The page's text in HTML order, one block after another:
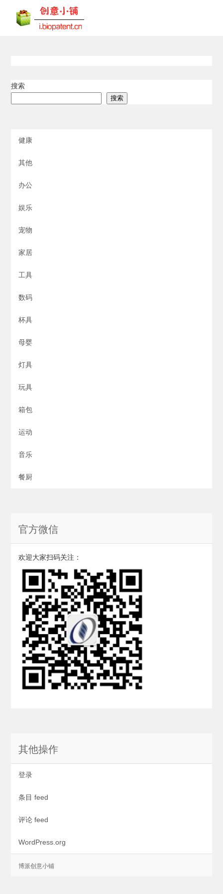
搜索
搜索
健康
其他
办公
娱乐
宠物
家居
工具
数码
杯具
母婴
灯具
玩具
箱包
运动
音乐
餐厨
官方微信
欢迎大家扫码关注：
其他操作
登录
条目 feed
评论 feed
WordPress.org